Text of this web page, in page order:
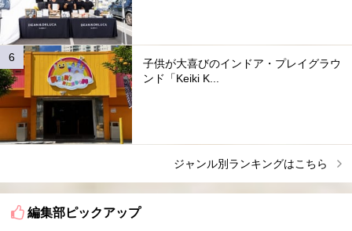
子供が大喜びのインドア・プレイグラウ
ンド「Keiki K...
ジャンル別ランキングはこちら
編集部ピックアップ